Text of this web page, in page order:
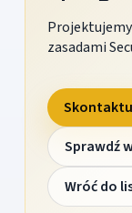
zasadami
Sprawdź
Wróć do